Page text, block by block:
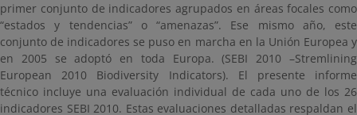
primer conjunto de indicadores agrupados en áreas focales como
“estados y tendencias” o “amenazas”. Ese mismo año, este
conjunto de indicadores se puso en marcha en la Unión Europea y
en 2005 se adoptó en toda Europa. (SEBI 2010 –Stremlining
European 2010 Biodiversity Indicators). El presente informe
técnico incluye una evaluación individual de cada uno de los 26
indicadores SEBI 2010. Estas evaluaciones detalladas respaldan el